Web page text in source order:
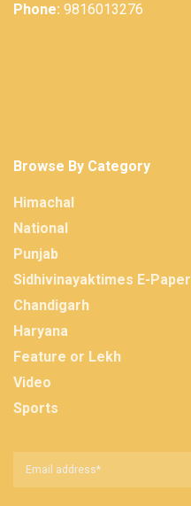
Phone: 9816013276
Browse By Category
Himachal
National
Punjab
Sidhivinayaktimes E-Paper
Chandigarh
Haryana
Feature or Lekh
Video
Sports